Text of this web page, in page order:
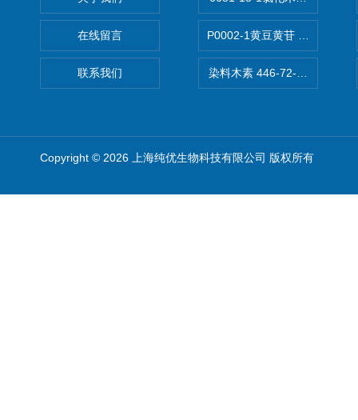
在线留言
联系我们
P0002-1黄豆黄苷 40246-10-
染料木素 446-72-0
Copyright © 2026 上海纯优生物科技有限公司 版权所有